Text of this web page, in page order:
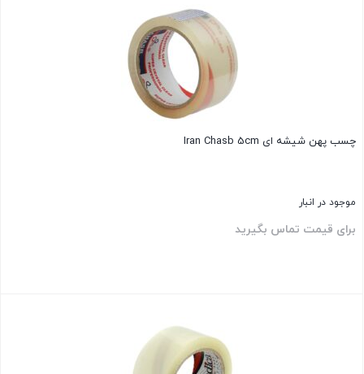
چسب پهن شیشه ای Iran Chasb 5cm
موجود در انبار
برای قیمت تماس بگیرید